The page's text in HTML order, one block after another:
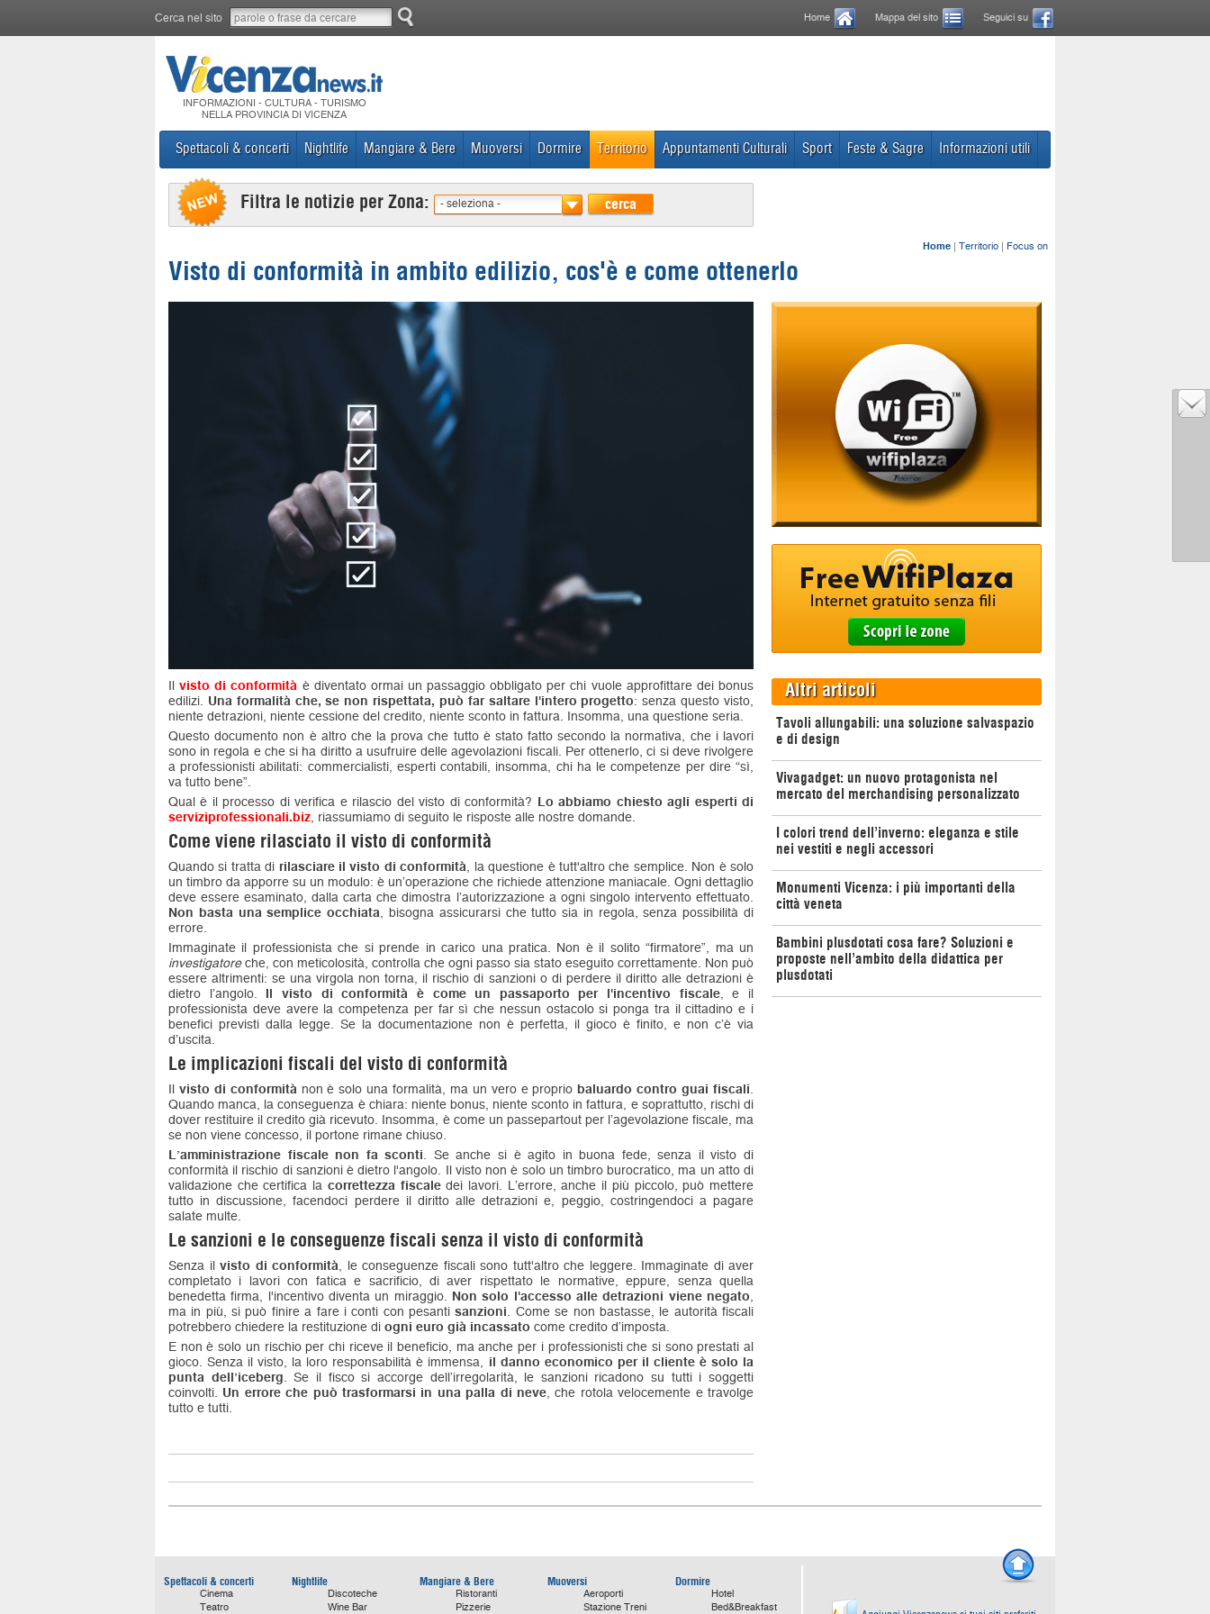
Cerca nel sito Home Mappa del sito Seguici su
INFORMAZIONI - CULTURA - TURISMO
NELLA PROVINCIA DI VICENZA
Spettacoli & concerti Nightlife Mangiare & Bere Muoversi Dormire Territorio Appuntamenti Culturali Sport Feste & Sagre Informazioni utili
Filtra le notizie per Zona: - seleziona - cerca
Home | Territorio | Focus on
Visto di conformità in ambito edilizio, cos'è e come ottenerlo
Ilvisto di conformità è diventato ormai un passaggio obbligato per chi vuole approfittare dei bonus
edilizi. Una formalità che, se non rispettata, può far saltare l'intero progetto: senza questo visto,
niente detrazioni, niente cessione del credito, niente sconto in fattura. Insomma, una questione seria.
Questo documento non è altro che la prova che tutto è stato fatto secondo la normativa, che i lavori
sono in regola e che si ha diritto a usufruire delle agevolazioni fiscali. Per ottenerlo, ci si deve rivolgere
a professionisti abilitati: commercialisti, esperti contabili, insomma, chi ha le competenze per dire “sì,
va tutto bene”.
Qual è il processo di verifica e rilascio del visto di conformità? Lo abbiamo chiesto agli esperti di
serviziprofessionali.biz, riassumiamo di seguito le risposte alle nostre domande.
Come viene rilasciato il visto di conformità
Quando si tratta di rilasciare il visto di conformità, la questione è tutt'altro che semplice. Non è solo
un timbro da apporre su un modulo: è un’operazione che richiede attenzione maniacale. Ogni dettaglio
deve essere esaminato, dalla carta che dimostra l’autorizzazione a ogni singolo intervento effettuato.
Non basta una semplice occhiata, bisogna assicurarsi che tutto sia in regola, senza possibilità di
errore.
Immaginate il professionista che si prende in carico una pratica. Non è il solito “firmatore”, ma un
investigatoreche, con meticolosità, controlla che ogni passo sia stato eseguito correttamente. Non può
essere altrimenti: se una virgola non torna, il rischio di sanzioni o di perdere il diritto alle detrazioni è
dietro l’angolo. Il visto di conformità è come un passaporto per l'incentivo fiscale, e il
professionista deve avere la competenza per far sì che nessun ostacolo si ponga tra il cittadino e i
benefici previsti dalla legge. Se la documentazione non è perfetta, il gioco è finito, e non c’è via
d’uscita.
Le implicazioni fiscali del visto di conformità
Il visto di conformitànon è solo una formalità, ma un vero e propriobaluardo contro guai fiscali.
Quando manca, la conseguenza è chiara: niente bonus, niente sconto in fattura, e soprattutto, rischi di
dover restituire il credito già ricevuto. Insomma, è come un passepartout per l’agevolazione fiscale, ma
se non viene concesso, il portone rimane chiuso.
L’amministrazione fiscale non fa sconti. Se anche si è agito in buona fede, senza il visto di
conformità il rischio di sanzioni è dietro l'angolo. Il visto non è solo un timbro burocratico, ma un atto di
validazione che certifica la correttezza fiscaledei lavori. L’errore, anche il più piccolo, può mettere
tutto in discussione, facendoci perdere il diritto alle detrazioni e, peggio, costringendoci a pagare
salate multe.
Le sanzioni e le conseguenze fiscali senza il visto di conformità
Senza il visto di conformità, le conseguenze fiscali sono tutt'altro che leggere. Immaginate di aver
completato i lavori con fatica e sacrificio, di aver rispettato le normative, eppure, senza quella
benedetta firma, l'incentivo diventa un miraggio. Non solo l'accesso alle detrazioni viene negato,
ma in più, si può finire a fare i conti con pesantisanzioni. Come se non bastasse, le autorità fiscali
potrebbero chiedere la restituzione di ogni euro già incassato come credito d’imposta.
E non è solo un rischio per chi riceve il beneficio, ma anche per i professionisti che si sono prestati al
gioco. Senza il visto, la loro responsabilità è immensa, il danno economico per il cliente è solo la
punta dell’iceberg. Se il fisco si accorge dell’irregolarità, le sanzioni ricadono su tutti i soggetti
coinvolti. Un errore che può trasformarsi in una palla di neve, che rotola velocemente e travolge
tutto e tutti.
Altri articoli
Tavoli allungabili: una soluzione salvaspazio
e di design
Vivagadget: un nuovo protagonista nel
mercato del merchandising personalizzato
I colori trend dell’inverno: eleganza e stile
nei vestiti e negli accessori
Monumenti Vicenza: i più importanti della
città veneta
Bambini plusdotati cosa fare? Soluzioni e
proposte nell’ambito della didattica per
plusdotati
Spettacoli & concerti
Cinema
Teatro
Nightlife
Discoteche
Wine Bar
Mangiare & Bere
Ristoranti
Pizzerie
Muoversi
Aeroporti
Stazione Treni
Dormire
Hotel
Bed&Breakfast